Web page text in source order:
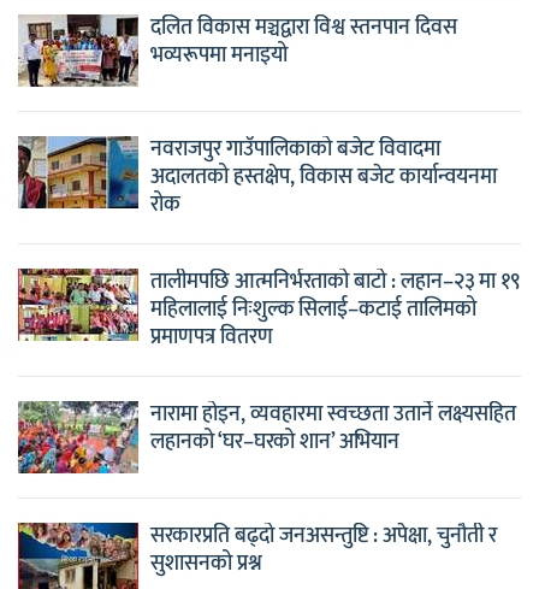
दलित विकास मञ्चद्वारा विश्व स्तनपान दिवस
भव्यरूपमा मनाइयो
नवराजपुर गाउँपालिकाको बजेट विवादमा
अदालतको हस्तक्षेप, विकास बजेट कार्यान्वयनमा
रोक
तालीमपछि आत्मनिर्भरताको बाटो : लहान–२३ मा १९
महिलालाई निःशुल्क सिलाई–कटाई तालिमको
प्रमाणपत्र वितरण
नारामा होइन, व्यवहारमा स्वच्छता उतार्ने लक्ष्यसहित
लहानको ‘घर–घरको शान’ अभियान
सरकारप्रति बढ्दो जनअसन्तुष्टि : अपेक्षा, चुनौती र
सुशासनको प्रश्न